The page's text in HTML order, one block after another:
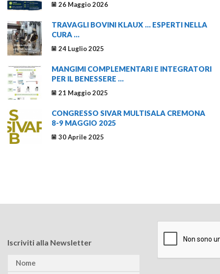
26 Maggio 2026
TRAVAGLI BOVINI KLAUX … ESPERTI NELLA
CURA ...
24 Luglio 2025
MANGIMI COMPLEMENTARI E INTEGRATORI
PER IL BENESSERE ...
21 Maggio 2025
CONGRESSO SIVAR MULTISALA CREMONA
8-9 MAGGIO 2025
30 Aprile 2025
Iscriviti alla Newsletter